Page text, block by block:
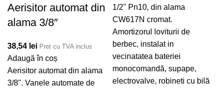
Aerisitor automat din
alama 3/8″
38,54 lei Pret cu TVA inclus
Adaugă în coș
Aerisitor automat din alama
3/8". Vanele automate de
1/2" Pn10, din alama
CW617N cromat.
Amortizorul loviturii de
berbec, instalat in
vecinatatea bateriei
monocomandă, supape,
electrovalve, robineti cu bilă